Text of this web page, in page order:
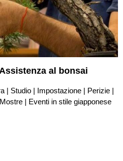
al bonsai
| Studio | Impostazione | Perizie |
| Eventi in stile giapponese